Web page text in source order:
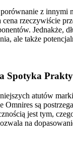
z innymi
rzeczywiście
Jednakże,
ale także
Spotyka
atutów
Omnires są
jest tym,
na